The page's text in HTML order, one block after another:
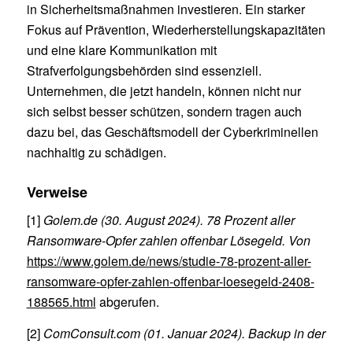
in Sicherheitsmaßnahmen investieren. Ein starker
Fokus auf Prävention, Wiederherstellungskapazitäten
und eine klare Kommunikation mit
Strafverfolgungsbehörden sind essenziell.
Unternehmen, die jetzt handeln, können nicht nur
sich selbst besser schützen, sondern tragen auch
dazu bei, das Geschäftsmodell der Cyberkriminellen
nachhaltig zu schädigen.
Verweise
[1] Golem.de (30. August 2024). 78 Prozent aller
Ransomware-Opfer zahlen offenbar Lösegeld. Von
https://www.golem.de/news/studie-78-prozent-aller-
ransomware-opfer-zahlen-offenbar-loesegeld-2408-
188565.html abgerufen.
[2] ComConsult.com (01. Januar 2024). Backup in der